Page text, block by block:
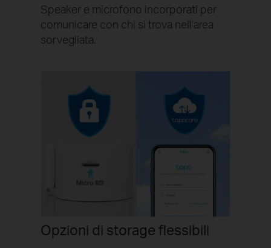
Speaker e microfono incorporati per
comunicare con chi si trova nell'area
sorvegliata.
Opzioni di storage flessibili